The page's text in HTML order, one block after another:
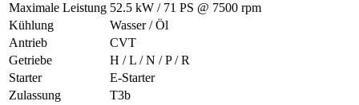
Maximale Leistung 52.5 kW / 71 PS @ 7500 rpm
Kühlung
Wasser / Öl
Antrieb
CVT
Getriebe
H / L / N / P / R
Starter
E-Starter
Zulassung
T3b